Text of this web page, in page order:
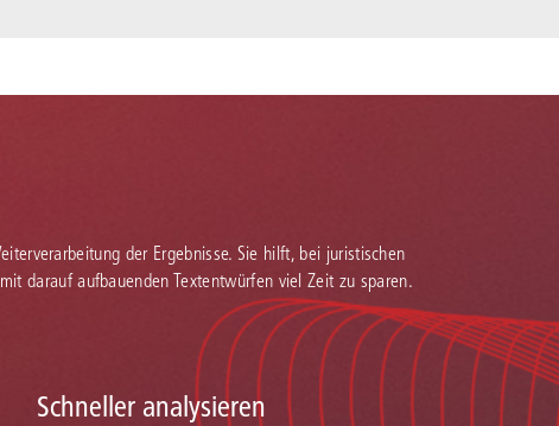
der Ergebnisse. Sie hilft, bei juristischen
darauf aufbauenden Textentwürfen viel Zeit zu sparen.
Schneller analysieren